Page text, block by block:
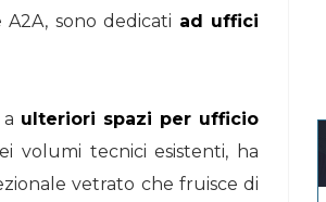
sono dedicati ad uffici
ulteriori spazi per ufficio
volumi tecnici esistenti, ha
vetrato che fruisce di